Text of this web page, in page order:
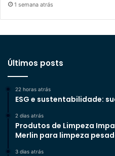
1 semana atrás
Últimos posts
22 horas atrás
ESG e sustentabilidade:
2 dias atrás
Produtos de Limpeza
Merlin para limpeza
3 dias atrás